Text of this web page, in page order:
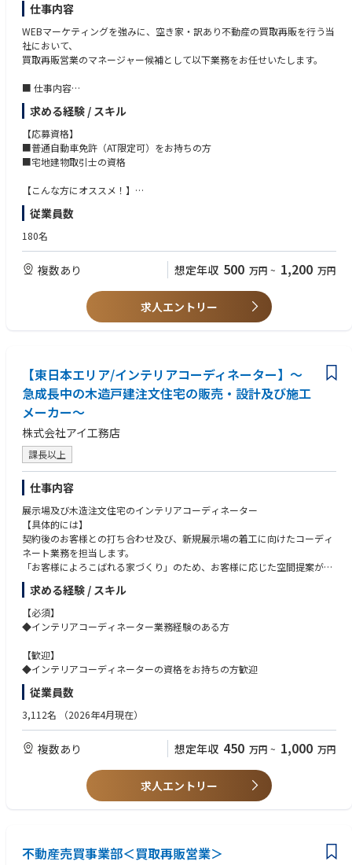
仕事内容
WEBマーケティングを強みに、空き家・訳あり不動産の買取再販を行う当
社において、
買取再販営業のマネージャー候補として以下業務をお任せいたします。
■ 仕事内容
・空き家、訳あり物件の仕入れ（完全反響）
・買取提案〜契約
・投資家への販売※テレアポ・飛び込みなし
・メンバーのマネジメント
① 完全反響営業（月25〜30件/人）
② 高年収が現実的（平均850万円以上）
実績連動の評価制度で青天井の報酬設計。
未経験1年目で年収700万円超の事例あり。
成果次第で半年昇格の実績あり。年齢・年次不問。
・完全週休2日（水日）
・年間休日126日
■ 会社の強み
・月2,000件超の問い合わせ獲得
・訳あり不動産の再生ノウハウ
・全国の投資家ネットワーク
■ この仕事の魅力
「反響 × 高単価 × 成長市場」
という、高年収を実現しやすい組み合わせが揃っています！
求める経験 / スキル
【応募資格】
■普通自動車免許（AT限定可）をお持ちの方
■宅地建物取引士の資格
【こんな方にオススメ！】
■成果に見合った評価の元で収入を得たい方
■キャリアアップ、ゆくゆくは独立を目指している方
■大きな裁量が得られる環境で、スピーディーに成長したい
■マネジメントに興味があって最速で経験を積みたい
従業員数
180名
複数あり 想定年収 500 万円 ~ 1,200 万円
求人エントリー
【東日本エリア/インテリアコーディネーター】～
急成長中の木造戸建注文住宅の販売・設計及び施工
メーカー～
株式会社アイ工務店
課長以上
仕事内容
展示場及び木造注文住宅のインテリアコーディネーター
【具体的には】
契約後のお客様との打ち合わせ及び、新規展示場の着工に向けたコーディ
ネート業務を担当します。
「お客様によろこばれる家づくり」のため、お客様に応じた空間提案が強
みの同社の住宅はお客様に応じ様々。
お客様の理想を引き出し形にしていただく、重要なポジションです。
【アイ工務店 注文住宅の特徴】
ーカーの約7割の価格）
■工務店・ハウスビルダーの顧客層をターゲットとし、幅広い層に高品質
■アウトソーシングや本部機能の簡素化を行い、徹底的なコストカットを
することで、低価格の住宅提供を実現
⇒上記取り組みが功を奏し、注文住宅市場が低迷する中、毎年高い成長を
求める経験 / スキル
【必須】
◆インテリアコーディネーター業務経験のある方
【歓迎】
◆インテリアコーディネーターの資格をお持ちの方歓迎
従業員数
3,112名 （2026年4月現在）
複数あり 想定年収 450 万円 ~ 1,000 万円
求人エントリー
不動産売買事業部＜買取再販営業＞